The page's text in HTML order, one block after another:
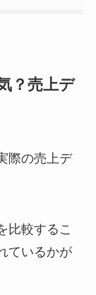
？売上デ
際の売上デ
比較するこ
ているかが